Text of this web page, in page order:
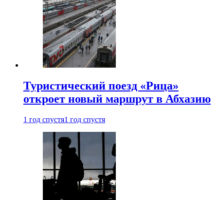
Туристический поезд «Рица»
откроет новый маршрут в Абхазию
1 год спустя1 год спустя